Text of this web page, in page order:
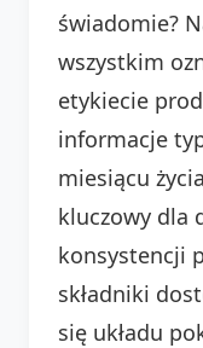
świadomie?
wszystkim
etykiecie
informacje
miesiącu
kluczowy dla
konsystencji
składniki
się układu